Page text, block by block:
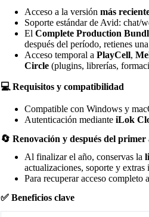
Acceso a la versión más
Soporte estándar de Avid: chat/
El Complete Production
después del período, retienes
Acceso temporal a PlayCell,
Circle (plugins, librerías,
💻 Requisitos y compatibilidad
Compatible con Windows y
Autenticación mediante iLok
🔄 Renovación y después del primer
Al finalizar el año, conservas la
actualizaciones, soporte y extras
Para recuperar acceso completo
✅ Beneficios clave